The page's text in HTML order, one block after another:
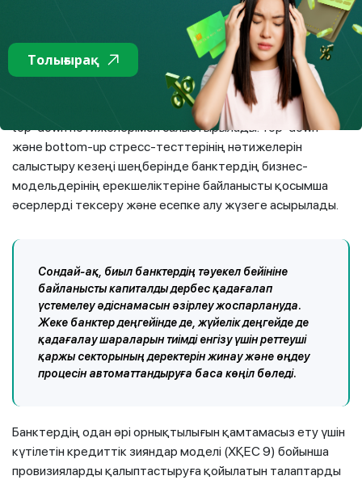
Екі сатылы тәсілді қолдану бизнес-модельдердің жеке
ерекшеліктерін, жекелеген банктердің стратегиялары
мен басқару шешімдерін ескере отырып, стресс-тесттің
дәлдігін арттыруға мүмкіндік береді.
Банк жүргізген стресс-тестілеу нәтижелері талқыланып,
top-down нәтижелерімен салыстырылады. Top-down
және bottom-up стресс-тесттерінің нәтижелерін
салыстыру кезеңі шеңберінде банктердің бизнес-
модельдерінің ерекшеліктеріне байланысты қосымша
әсерлерді тексеру және есепке алу жүзеге асырылады.
Сондай-ақ, биыл банктердің тәуекел бейініне
байланысты капиталды дербес қадағалап
үстемелеу әдіснамасын әзірлеу жоспарлануда.
Жеке банктер деңгейінде де, жүйелік деңгейде де
қадағалау шараларын тиімді енгізу үшін реттеуші
қаржы секторының деректерін жинау және өңдеу
процесін автоматтандыруға баса көңіл бөледі.
Банктердің одан әрі орнықтылығын қамтамасыз ету үшін
күтілетін кредиттік зияндар моделі (ХҚЕС 9) бойынша
провизияларды қалыптастыруға қойылатын талаптарды
Толығырақ